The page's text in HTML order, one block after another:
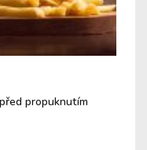
propuknutím